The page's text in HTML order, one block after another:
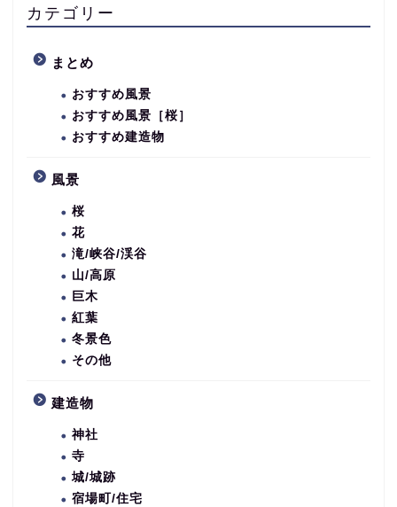
カテゴリー
まとめ
おすすめ風景
おすすめ風景［桜］
おすすめ建造物
風景
桜
花
滝/峡谷/渓谷
山/高原
巨木
紅葉
冬景色
その他
建造物
神社
寺
城/城跡
宿場町/住宅